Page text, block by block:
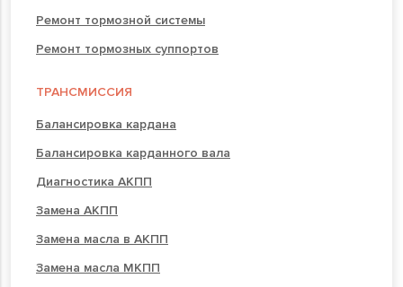
Ремонт тормозной системы
Ремонт тормозных суппортов
ТРАНСМИССИЯ
Балансировка кардана
Балансировка карданного вала
Диагностика АКПП
Замена АКПП
Замена масла в АКПП
Замена масла МКПП